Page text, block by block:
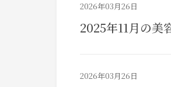
2026年03月26日
2025年11月の美
2026年03月26日